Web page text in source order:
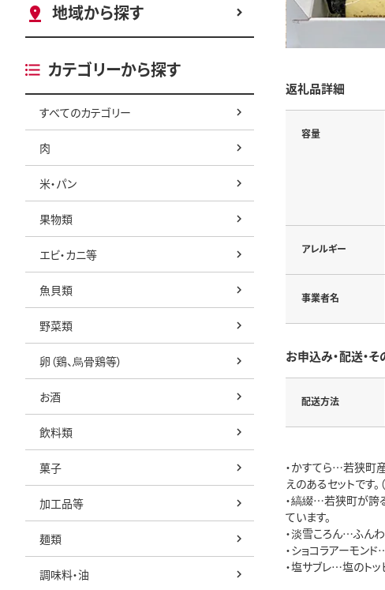
地域から探す
カテゴリーから探す
すべてのカテゴリー
肉
米・パン
果物類
エビ・カニ等
魚貝類
野菜類
卵（鶏、烏骨鶏等）
お酒
飲料類
菓子
加工品等
麺類
調味料・油
返礼品詳細
容量
アレルギー
事業者名
お申込み・配送・そ
配送方法
・かすてら…若狭町
えのあるセットです
・縞綴…若狭町が誇
ています。
・淡雪ころん…ふん
・ショコラアーモン
・塩サブレ…塩のト